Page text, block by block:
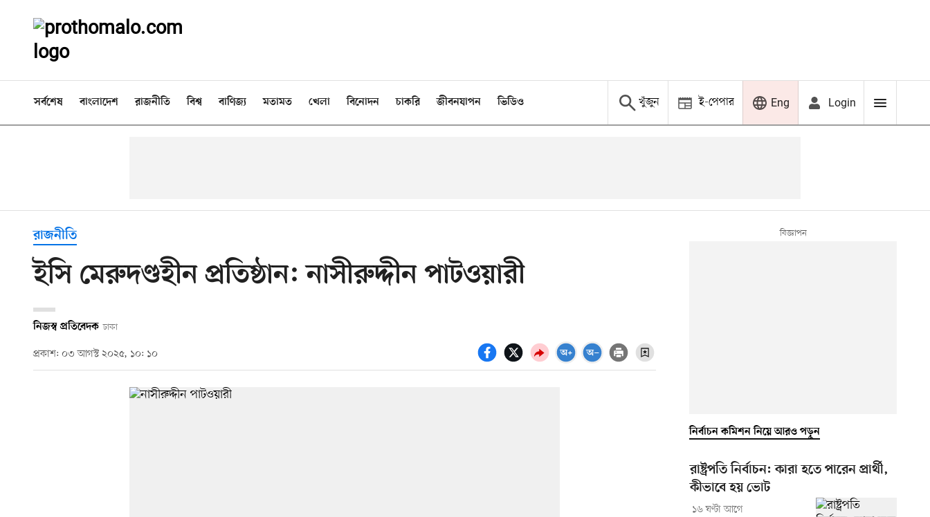
সর্বশেষ বাংলাদেশ রাজনীতি বিশ্ব বাণিজ্য মতামত খেলা বিনোদন চাকরি জীবনযাপন ভিডিও খুঁজুন ই-পেপার Eng Login
রাজনীতি
ইসি মেরুদণ্ডহীন প্রতিষ্ঠান: নাসীরুদ্দীন পাটওয়ারী
নিজস্ব প্রতিবেদক ঢাকা
প্রকাশ: ০৩ আগস্ট ২০২৫, ১০: ১০
নির্বাচন কমিশন নিয়ে আরও পড়ুন
রাষ্ট্রপতি নির্বাচন: কারা হতে পারেন প্রার্থী,
কীভাবে হয় ভোট
১৬ ঘণ্টা আগে